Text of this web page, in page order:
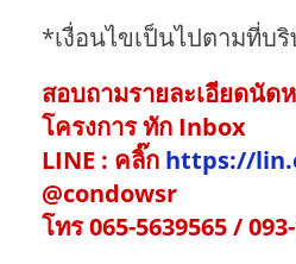
*เงื่อนไขเป็นไปตามที่บ
สอบถามรายละเอียดนัด
โครงการ ทัก Inbox
LINE : คลิ๊ก https://
@condowsr
โทร 065-5639565 /